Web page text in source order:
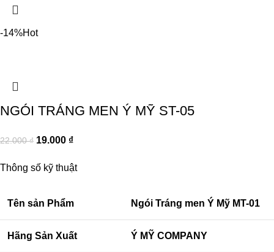
-14%Hot
NGÓI TRÁNG MEN Ý MỸ ST-05
22.000₫ 19.000 ₫
Thông số kỹ thuật
Tên sản Phẩm Ngói Tráng men Ý Mỹ MT-01
Hãng Sản Xuất Ý MỸ COMPANY